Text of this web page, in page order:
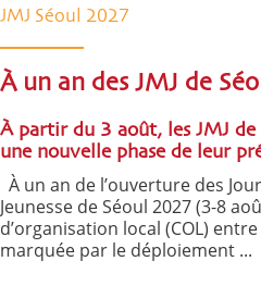
JMJ Séoul 2027
À un an des JMJ de
À partir du 3 août, les JMJ
une nouvelle phase de leur
À un an de l’ouverture des
Jeunesse de Séoul 2027 (3-8
d’organisation local (COL)
marquée par le déploiement ...